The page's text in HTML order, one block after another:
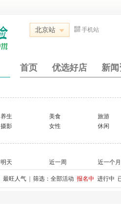
北京站 手机站
首页 优选好店 新闻
养生 美食
旅游
摄影 女性
休闲
明天 近一周 近一个月
最旺人气 | 筛选： 全部活动 报名中 进行中